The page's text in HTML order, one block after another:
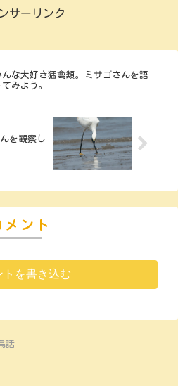
サーリンク
んな大好き猛禽類。ミサゴさんを語
てみよう。
を観察し
メント
トを書き込む
話